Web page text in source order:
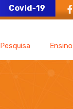
Covid-19
Pesquisa Ensino